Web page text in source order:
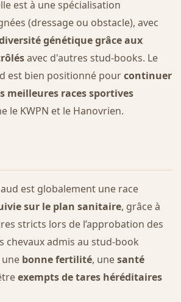
est à une spécialisation
(dressage ou obstacle), avec
génétique grâce aux
avec d'autres stud-books. Le
est bien positionné pourcontinuer
meilleures races sportives
le KWPN et le Hanovrien.
est globalement une race
sur le plan sanitaire, grâce à
stricts lors de l’approbation des
chevaux admis au stud-book
bonne fertilité, unesanté
exempts de tares héréditaires